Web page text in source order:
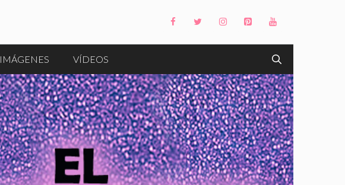
IMÁGENES VÍDEOS